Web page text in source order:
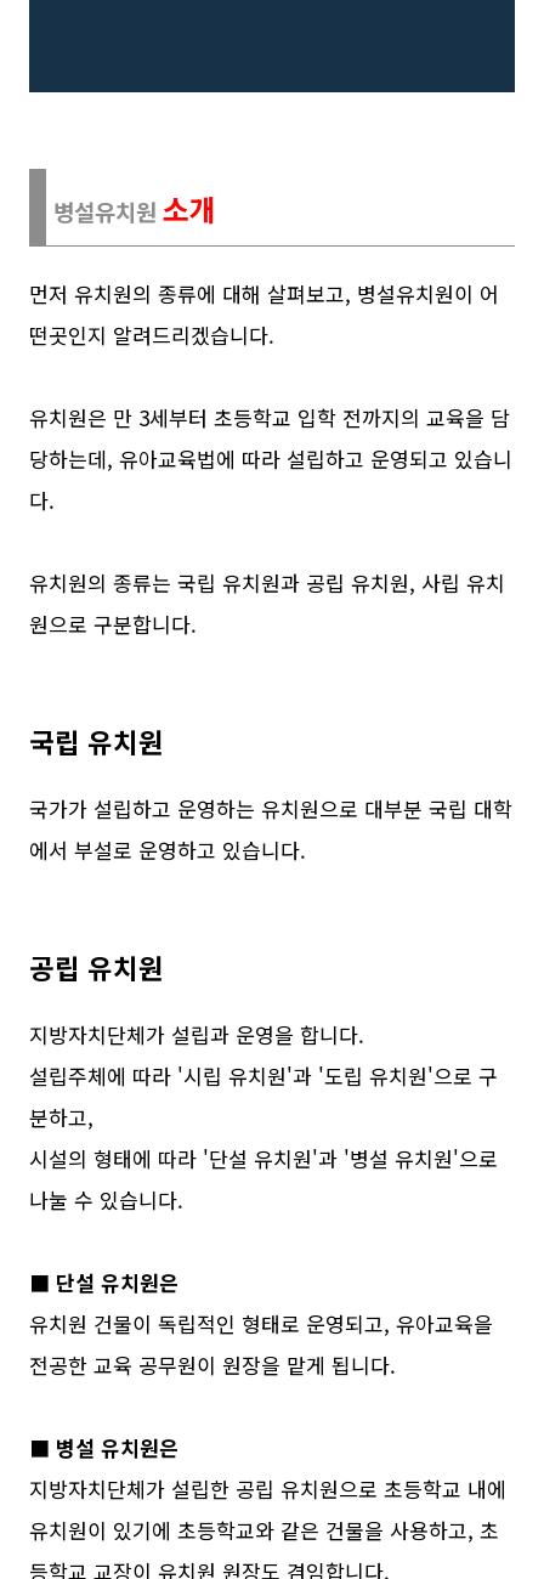
병설유치원 소개
먼저 유치원의 종류에 대해 살펴보고, 병설유치원이 어
떤곳인지 알려드리겠습니다.
유치원은 만 3세부터 초등학교 입학 전까지의 교육을 담
당하는데, 유아교육법에 따라 설립하고 운영되고 있습니
다.
유치원의 종류는 국립 유치원과 공립 유치원, 사립 유치
원으로 구분합니다.
국립 유치원
국가가 설립하고 운영하는 유치원으로 대부분 국립 대학
에서 부설로 운영하고 있습니다.
공립 유치원
지방자치단체가 설립과 운영을 합니다.
설립주체에 따라 '시립 유치원'과 '도립 유치원'으로 구
분하고,
시설의 형태에 따라 '단설 유치원'과 '병설 유치원'으로
나눌 수 있습니다.
■ 단설 유치원은
유치원 건물이 독립적인 형태로 운영되고, 유아교육을
전공한 교육 공무원이 원장을 맡게 됩니다.
■ 병설 유치원은
지방자치단체가 설립한 공립 유치원으로 초등학교 내에
유치원이 있기에 초등학교와 같은 건물을 사용하고, 초
등학교 교장이 유치원 원장도 겸임합니다.